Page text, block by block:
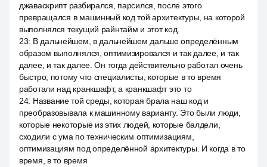
джаваскрипт разбирался, парсился, после этого
превращался в машинный код той архитектуры, на которой
выполнялся текущий райнтайм и этот код.
23: В дальнейшем, в дальнейшем дальше определённым
образом выполнялся, оптимизировался и так далее, и так
далее, и так далее. Он тогда действительно работал очень
быстро, потому что специалисты, которые в то время
работали над кранкшафт, а кранкшафт это то
24: Название той среды, которая брала наш код и
преобразовывала к машинному варианту. Это были люди,
которые некоторые из этих людей, которые балдели,
сходили с ума по техническим оптимизациям,
оптимизациям под определённой архитектуры. И когда в то
время, в то время